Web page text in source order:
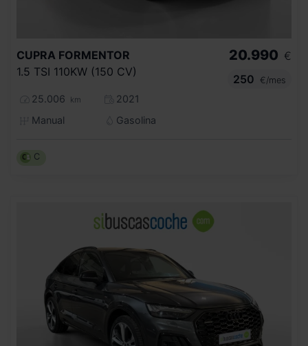
CUPRA FORMENTOR
1.5 TSI 110KW (150 CV)
25.006 km
2021
Manual
Gasolina
20.990 €
250
€/mes
C